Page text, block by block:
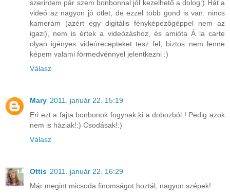
szerintem pár szem bonbonnal jól kezelhető a dolog:) Hát a
videó az nagyon jó ötlet, de ezzel több gond is van: nincs
kamerám (azért egy digitális fényképezőgéppel nem az
igazi), nem is értek a videózáshoz, és amióta Á la carte
olyan igényes videórecepteket tesz fel, biztos nem lenne
képem valami förmedvénnyel jelentkezni :)
Válasz
Mary 2011. január 22. 15:19
Eri ezt a fajta bonbonok fogynak ki a dobozból ! Pedig azok
nem is háziak!:) Csodásak!:)
Válasz
Ottis 2011. január 22. 16:29
Már megint micsoda finomságot hoztál, nagyon szépek!